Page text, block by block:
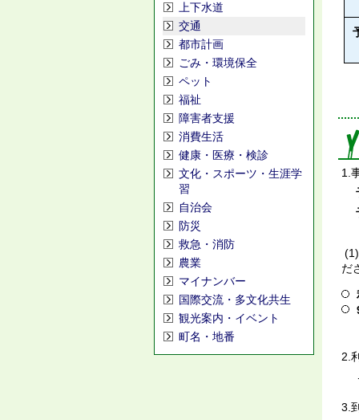
上下水道
交通
都市計画
ごみ・環境保全
ペット
福祉
障害者支援
消費生活
健康・医療・検診
文化・スポーツ・生涯学
習
自治会
防災
救急・消防
農業
マイナンバー
国際交流・多文化共生
観光案内・イベント
町名・地番
1.
だ
2.
→
3.